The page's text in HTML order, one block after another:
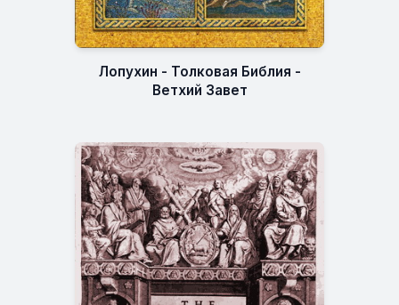
Лопухин - Толковая Библия -
Ветхий Завет